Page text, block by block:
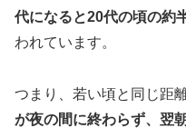
代になると20代の頃の約
われています。
つまり、若い頃と同じ距
が夜の間に終わらず、翌